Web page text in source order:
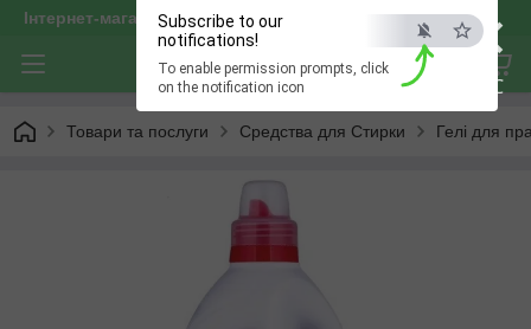
×
ESC
Subscribe to our
notifications!
To enable permission prompts, click
on the notification icon
Інтернет-магазин "optservis"
Товари та послуги Средства для Стирки Гелі для